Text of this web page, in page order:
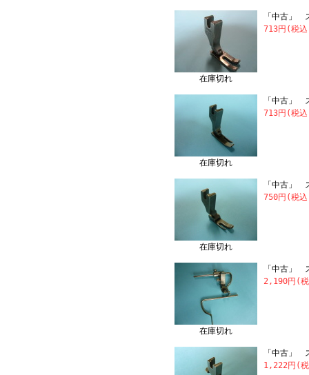
在庫切れ
「中古」
713円(税
在庫切れ
「中古」
713円(税
在庫切れ
「中古」
750円(税
在庫切れ
「中古」
2,190円(
「中古」
1,222円(